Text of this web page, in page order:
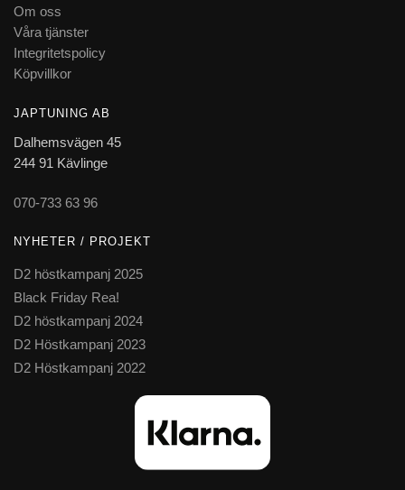
Om oss
Våra tjänster
Integritetspolicy
Köpvillkor
JAPTUNING AB
Dalhemsvägen 45
244 91 Kävlinge
070-733 63 96
NYHETER / PROJEKT
D2 höstkampanj 2025
Black Friday Rea!
D2 höstkampanj 2024
D2 Höstkampanj 2023
D2 Höstkampanj 2022